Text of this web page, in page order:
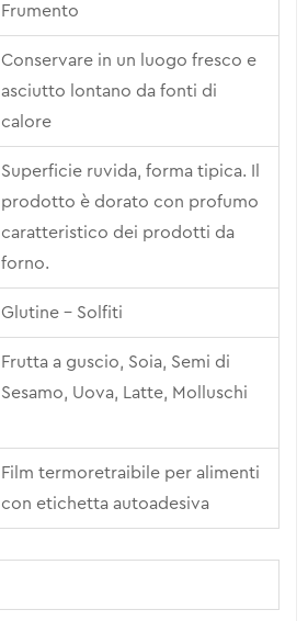
Frumento
Conservare in un luogo fresco e
asciutto lontano da fonti di
calore
Superficie ruvida, forma tipica. Il
prodotto è dorato con profumo
caratteristico dei prodotti da
forno.
Glutine – Solfiti
Frutta a guscio, Soia, Semi di
Sesamo, Uova, Latte, Molluschi
Film termoretraibile per alimenti
con etichetta autoadesiva